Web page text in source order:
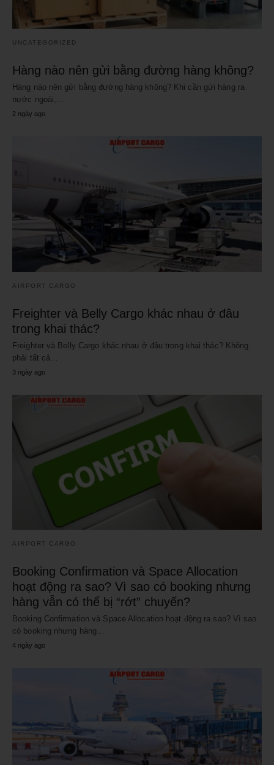
UNCATEGORIZED
Hàng nào nên gửi bằng đường hàng không?
Hàng nào nên gửi bằng đường hàng không? Khi cần gửi hàng ra
nước ngoài,…
2 ngày ago
AIRPORT CARGO
Freighter và Belly Cargo khác nhau ở đâu
trong khai thác?
Freighter và Belly Cargo khác nhau ở đâu trong khai thác? Không
phải tất cả…
3 ngày ago
AIRPORT CARGO
Booking Confirmation và Space Allocation
hoạt động ra sao? Vì sao có booking nhưng
hàng vẫn có thể bị “rớt” chuyến?
Booking Confirmation và Space Allocation hoạt động ra sao? Vì sao
có booking nhưng hàng…
4 ngày ago